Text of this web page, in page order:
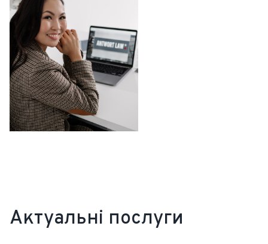
Актуальні послуги